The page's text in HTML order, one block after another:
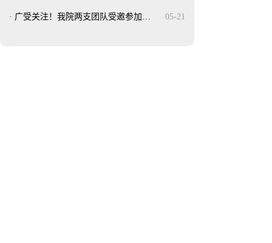
05-21
· 广受关注！我院两支团队受邀参加…